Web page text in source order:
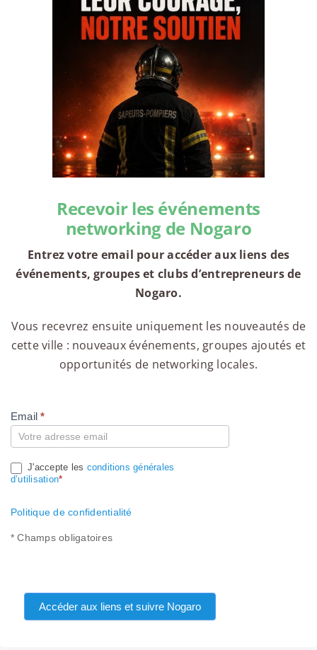
Recevoir les événements
networking de Nogaro
Entrez votre email pour accéder aux liens des
événements, groupes et clubs d’entrepreneurs de
Nogaro.
Vous recevrez ensuite uniquement les nouveautés de
cette ville : nouveaux événements, groupes ajoutés et
opportunités de networking locales.
Compte
Email*
J'accepte les conditions générales
d’utilisation*
Politique de confidentialité
* Champs obligatoires
Accéder aux liens et suivre Nogaro